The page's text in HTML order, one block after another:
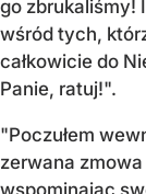
go zbrukaliśmy!
wśród tych,
całkowicie do
Panie, ratuj!".
"Poczułem
zerwana zmowa
wspominając